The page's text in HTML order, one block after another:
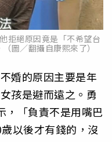
拒絕原因竟是「不希望台
圖／翻攝自康熙來了）
婚的原因主要是年
孩是避而遠之。勇
，「負責不是用嘴巴
以後才有錢的，沒